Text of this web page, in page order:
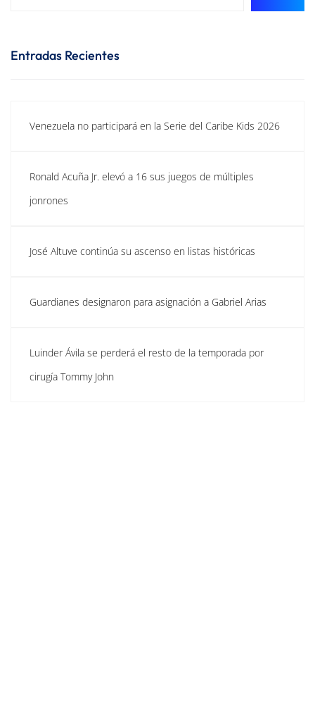
Entradas Recientes
Venezuela no participará en la Serie del Caribe Kids 2026
Ronald Acuña Jr. elevó a 16 sus juegos de múltiples
jonrones
José Altuve continúa su ascenso en listas históricas
Guardianes designaron para asignación a Gabriel Arias
Luinder Ávila se perderá el resto de la temporada por
cirugía Tommy John